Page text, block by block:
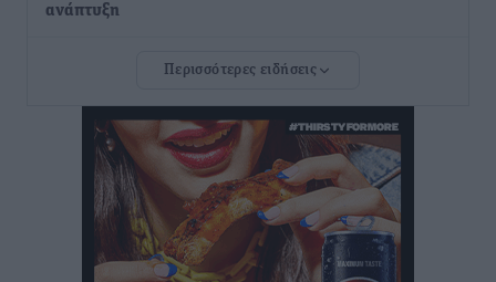
ανάπτυξη
δεν υπάρχουν περιθώρια εφησυχασμού
• πριν 5 ώρες
Στον Άγιο Νικόλαο Χάλκης ανοίγει ξανά το
ανανεωμένο εκκλησιαστικό μουσείο από τη Λέσχη
Lions Χάλκης
Περισσότερες ειδήσεις